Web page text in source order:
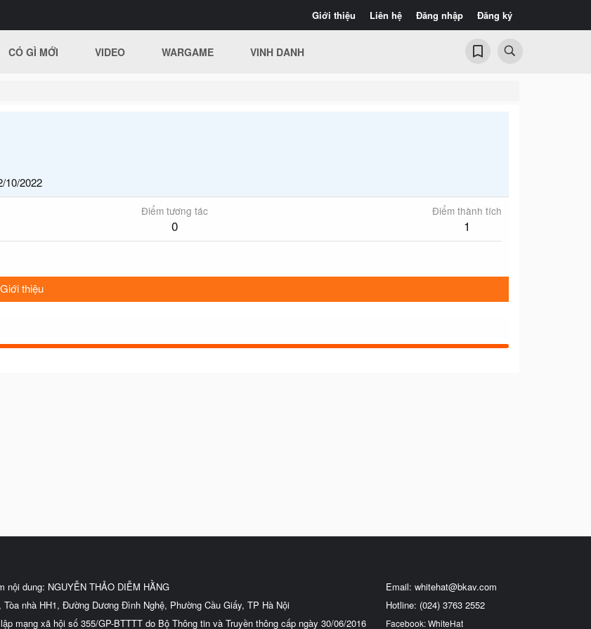
Giới thiệu Liên hệ Đăng nhập Đăng ký
CÓ GÌ MỚI VIDEO WARGAME VINH DANH
10/2022
Điểm tương tác
0
Điểm thành tích
1
Giới thiệu
nội dung: NGUYỄN THẢO DIỄM HẰNG
nhà HH1, Đường Dương Đình Nghệ, Phường Cầu Giấy, TP Hà Nội
mạng xã hội số 355/GP-BTTTT do Bộ Thông tin và Truyền thông cấp ngày 30/06/2016
Email: whitehat@bkav.com
Hotline: (024) 3763 2552
Facebook: WhiteHat